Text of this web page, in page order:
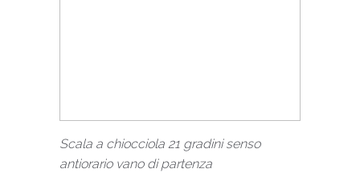
Scala a chiocciola 21 gradini senso
antiorario vano di partenza